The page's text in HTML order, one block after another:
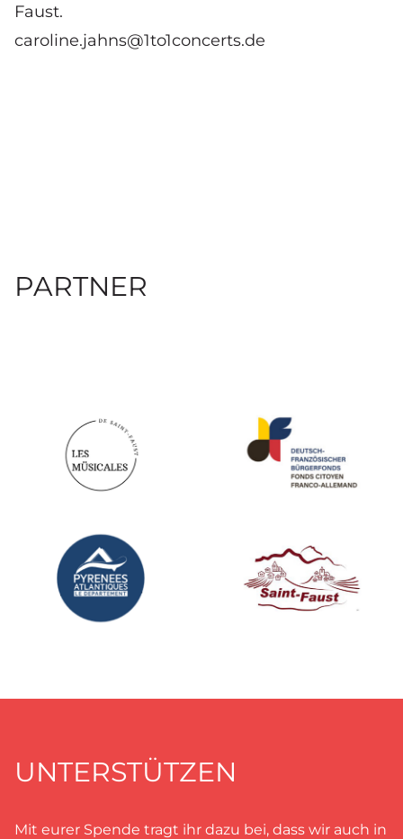
Faust.
caroline.jahns@1to1concerts.de
PARTNER
UNTERSTÜTZEN
Mit eurer Spende tragt ihr dazu bei, dass wir auch in